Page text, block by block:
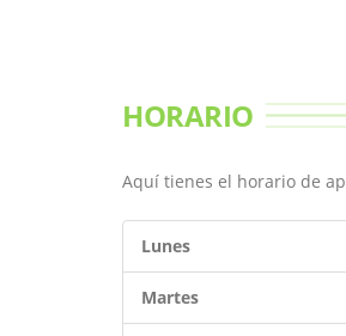
HORARIO
Aquí tienes el horario de
Lunes
Martes